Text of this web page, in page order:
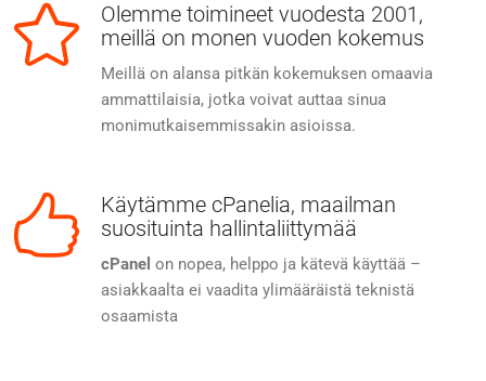
Olemme toimineet vuodesta 2001,
meillä on monen vuoden kokemus
Meillä on alansa pitkän kokemuksen omaavia
ammattilaisia, jotka voivat auttaa sinua
monimutkaisemmissakin asioissa.
Käytämme cPanelia, maailman
suosituinta hallintaliittymää
cPanel on nopea, helppo ja kätevä käyttää –
asiakkaalta ei vaadita ylimääräistä teknistä
osaamista